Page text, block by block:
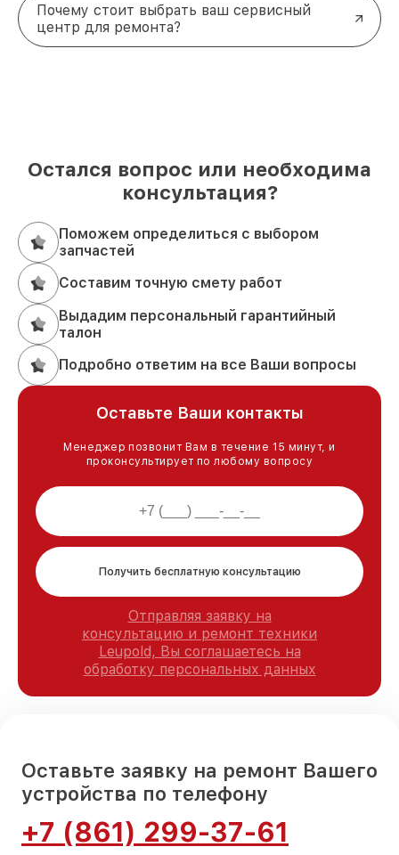
Почему стоит выбрать ваш сервисный
центр для ремонта?
Остался вопрос или необходима
консультация?
Поможем определиться с выбором
запчастей
Составим точную смету работ
Выдадим персональный гарантийный
талон
Подробно ответим на все Ваши вопросы
Оставьте Ваши контакты
Менеджер позвонит Вам в течение 15 минут, и
проконсультирует по любому вопросу
Получить бесплатную консультацию
Отправляя заявку на
консультацию и ремонт техники
Leupold, Вы соглашаетесь на
обработку персональных данных
Оставьте заявку на ремонт Вашего
устройства по телефону
+7 (861) 299-37-61